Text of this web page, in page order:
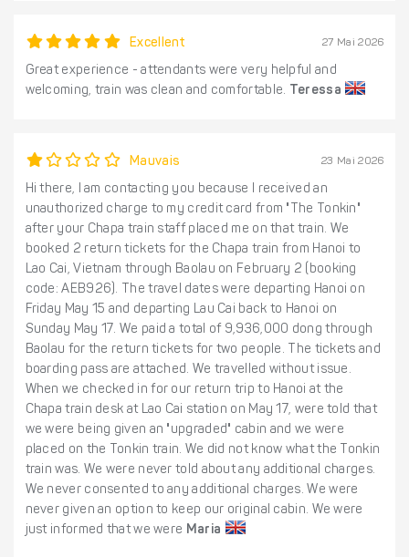
Excellent 27 Mai 2026
Great experience - attendants were very helpful and
welcoming, train was clean and comfortable.
Teressa
Mauvais 23 Mai 2026
Hi there, I am contacting you because I received an
unauthorized charge to my credit card from "The Tonkin"
after your Chapa train staff placed me on that train. We
booked 2 return tickets for the Chapa train from Hanoi to
Lao Cai, Vietnam through Baolau on February 2 (booking
code: AEB926). The travel dates were departing Hanoi on
Friday May 15 and departing Lau Cai back to Hanoi on
Sunday May 17. We paid a total of 9,936,000 dong through
Baolau for the return tickets for two people. The tickets and
boarding pass are attached. We travelled without issue.
When we checked in for our return trip to Hanoi at the
Chapa train desk at Lao Cai station on May 17, were told that
we were being given an "upgraded" cabin and we were
placed on the Tonkin train. We did not know what the Tonkin
train was. We were never told about any additional charges.
We never consented to any additional charges. We were
never given an option to keep our original cabin. We were
just informed that we were Maria